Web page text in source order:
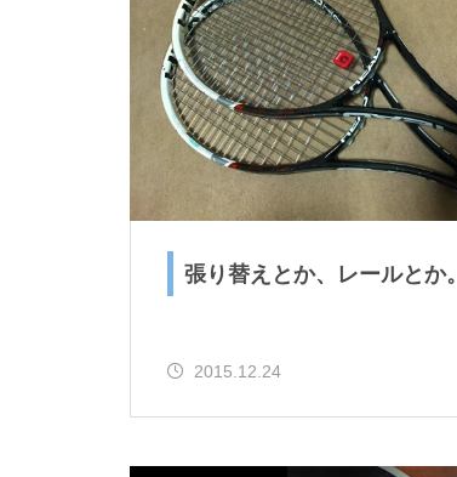
張り替えとか、レールとか。
2015.12.24